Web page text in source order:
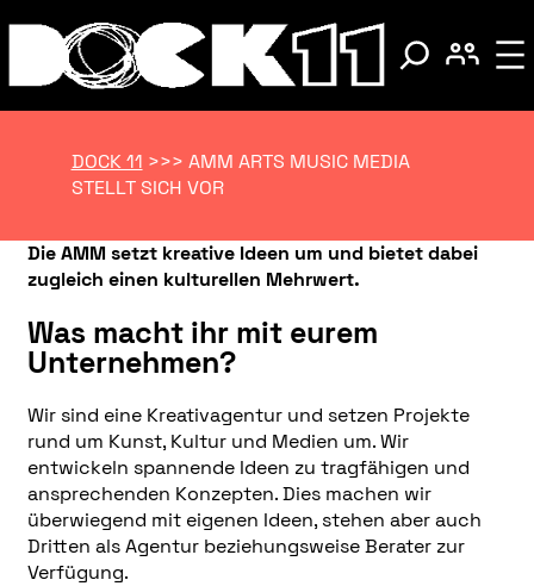
DOCK 11 >>> AMM ARTS MUSIC MEDIA
STELLT SICH VOR
Die AMM setzt kreative Ideen um und bietet dabei
zugleich einen kulturellen Mehrwert.
Was macht ihr mit eurem
Unternehmen?
Wir sind eine Kreativagentur und setzen Projekte
rund um Kunst, Kultur und Medien um. Wir
entwickeln spannende Ideen zu tragfähigen und
ansprechenden Konzepten. Dies machen wir
überwiegend mit eigenen Ideen, stehen aber auch
Dritten als Agentur beziehungsweise Berater zur
Verfügung.